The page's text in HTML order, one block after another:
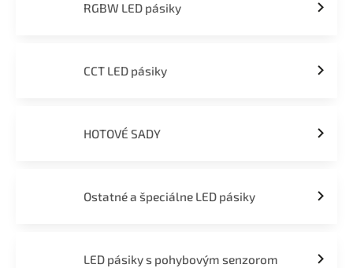
RGBW LED pásiky
CCT LED pásiky
HOTOVÉ SADY
Ostatné a špeciálne LED pásiky
LED pásiky s pohybovým senzorom